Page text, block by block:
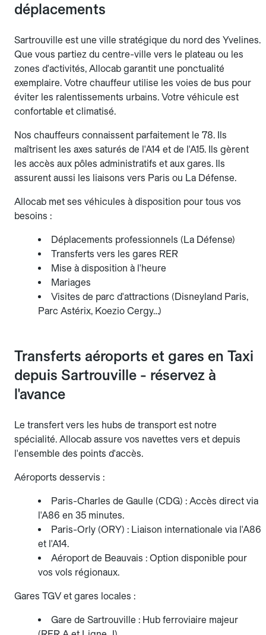
déplacements
Sartrouville est une ville stratégique du nord des Yvelines.
Que vous partiez du centre-ville vers le plateau ou les
zones d'activités, Allocab garantit une ponctualité
exemplaire. Votre chauffeur utilise les voies de bus pour
éviter les ralentissements urbains. Votre véhicule est
confortable et climatisé.
Nos chauffeurs connaissent parfaitement le 78. Ils
maîtrisent les axes saturés de l'A14 et de l'A15. Ils gèrent
les accès aux pôles administratifs et aux gares. Ils
assurent aussi les liaisons vers Paris ou La Défense.
Allocab met ses véhicules à disposition pour tous vos
besoins :
Déplacements professionnels (La Défense)
Transferts vers les gares RER
Mise à disposition à l'heure
Mariages
Visites de parc d'attractions (Disneyland Paris,
Parc Astérix, Koezio Cergy…)
Transferts aéroports et gares en Taxi
depuis Sartrouville - réservez à
l'avance
Le transfert vers les hubs de transport est notre
spécialité. Allocab assure vos navettes vers et depuis
l'ensemble des points d'accès.
Aéroports desservis :
Paris-Charles de Gaulle (CDG) : Accès direct via
l'A86 en 35 minutes.
Paris-Orly (ORY) : Liaison internationale via l'A86
et l'A14.
Aéroport de Beauvais : Option disponible pour
vos vols régionaux.
Gares TGV et gares locales :
Gare de Sartrouville : Hub ferroviaire majeur